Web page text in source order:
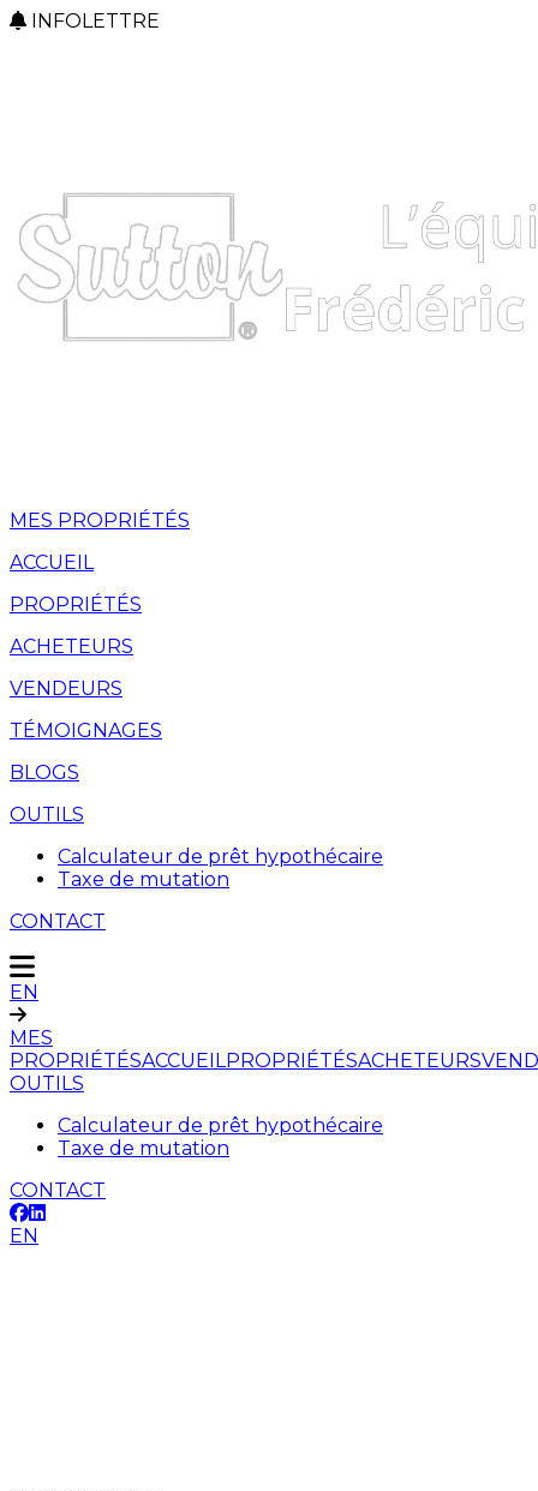
INFOLETTRE
MES PROPRIÉTÉS
ACCUEIL
PROPRIÉTÉS
ACHETEURS
VENDEURS
TÉMOIGNAGES
BLOGS
OUTILS
Calculateur de prêt hypothécaire
Taxe de mutation
CONTACT
EN
MES
PROPRIÉTÉSACCUEILPROPRIÉTÉSACHETEURS
OUTILS
Calculateur de prêt hypothécaire
Taxe de mutation
CONTACT
EN